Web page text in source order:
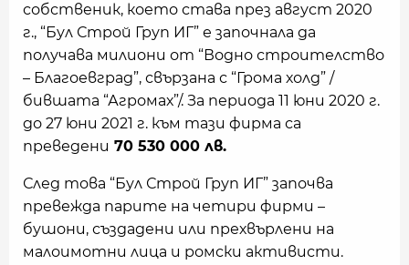
собственик, което става през август 2020
г., “Бул Строй Груп ИГ” е започнала да
получава милиони от “Водно строителство
– Благоевград”, свързана с “Грома холд” /
бившата “Агромах”/. За периода 11 юни 2020 г.
до 27 юни 2021 г. към тази фирма са
преведени 70 530 000 лв.
След това “Бул Строй Груп ИГ” започва
превежда парите на четири фирми –
бушони, създадени или прехвърлени на
малоимотни лица и ромски активисти.